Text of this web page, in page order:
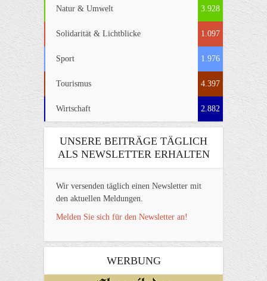
Natur & Umwelt 3.928
Solidarität & Lichtblicke 1.097
Sport 1.976
Tourismus 4.397
Wirtschaft 2.882
UNSERE BEITRÄGE TÄGLICH
ALS NEWSLETTER ERHALTEN
Wir versenden täglich einen Newsletter mit
den aktuellen Meldungen.
Melden Sie sich für den Newsletter an!
WERBUNG